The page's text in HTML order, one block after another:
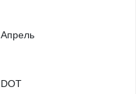
Апрель
DOT